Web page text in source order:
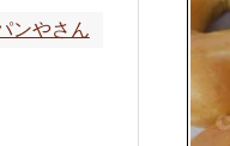
ンやさん